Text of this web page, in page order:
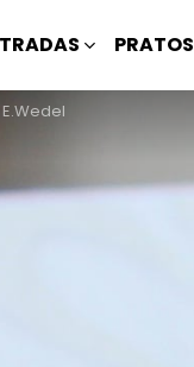
PRATOS